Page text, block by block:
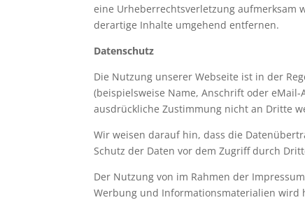
eine Urheberrechtsverletzung aufmerksam
derartige Inhalte umgehend entfernen.
Datenschutz
Die Nutzung unserer Webseite ist in der
(beispielsweise Name, Anschrift oder
ausdrückliche Zustimmung nicht an Dritte
Wir weisen darauf hin, dass die
Schutz der Daten vor dem Zugriff durch
Der Nutzung von im Rahmen der
Werbung und Informationsmaterialien wird